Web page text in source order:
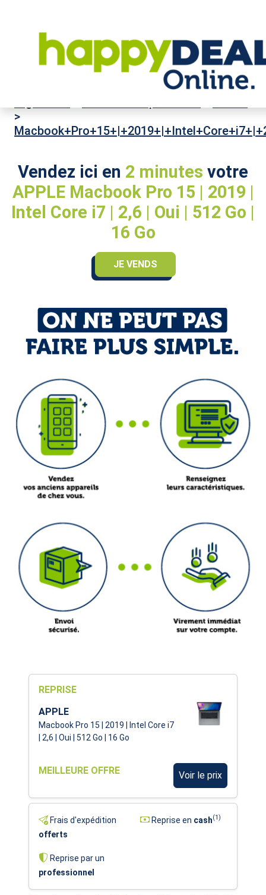
>
Vendez ici en 2 minutes votre
APPLE Macbook Pro 15 | 2019 |
Intel Core i7 | 2,6 | Oui | 512 Go |
16 Go
JE VENDS
REPRISE
APPLE
Macbook Pro 15 | 2019 | Intel Core i7
| 2,6 | Oui | 512 Go | 16 Go
MEILLEURE OFFRE Voir le prix
Frais d'expédition
offerts
Reprise en cash(1)
Reprise par un
professionnel